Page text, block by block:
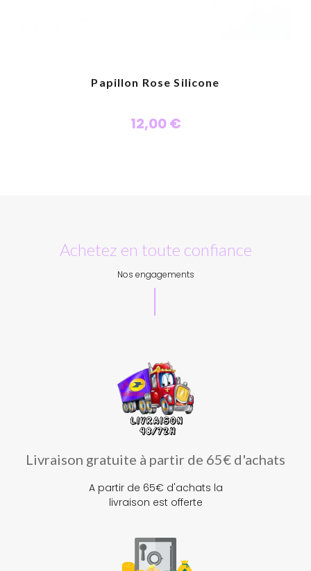
Papillon Rose Silicone
12,00 €
Achetez en toute confiance
Nos engagements
Livraison gratuite à partir de 65€ d'achats
A partir de 65€ d'achats la
livraison est offerte